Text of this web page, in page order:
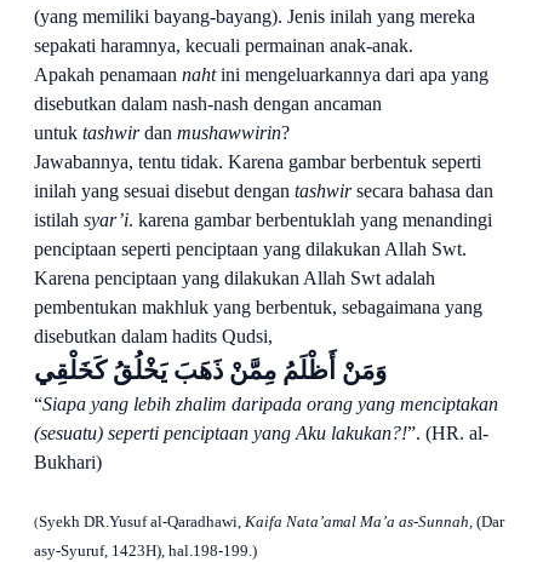
(yang memiliki bayang-bayang). Jenis inilah yang mereka
sepakati haramnya, kecuali permainan anak-anak.
Apakah penamaan nahtini mengeluarkannya dari apa yang
disebutkan dalam nash-nash dengan ancaman
untuk tashwirdan mushawwirin?
Jawabannya, tentu tidak. Karena gambar berbentuk seperti
inilah yang sesuai disebut dengan tashwirsecara bahasa dan
istilah syar’i. karena gambar berbentuklah yang menandingi
penciptaan seperti penciptaan yang dilakukan Allah Swt.
Karena penciptaan yang dilakukan Allah Swt adalah
pembentukan makhluk yang berbentuk, sebagaimana yang
disebutkan dalam hadits Qudsi,
وَمَنْ أَظْلَمُ مِمَّنْ ذَهَبَ يَخْلُقُ كَخَلْقِي
“Siapa yang lebih zhalim daripada orang yang menciptakan
(sesuatu) seperti penciptaan yang Aku lakukan?!”. (HR. al-
Bukhari)
(Syekh DR.Yusuf al-Qaradhawi, Kaifa Nata’amal Ma’a as-Sunnah, (Dar
asy-Syuruf, 1423H), hal.198-199.)